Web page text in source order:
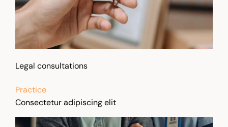
Legal consultations
Practice
Consectetur adipiscing elit